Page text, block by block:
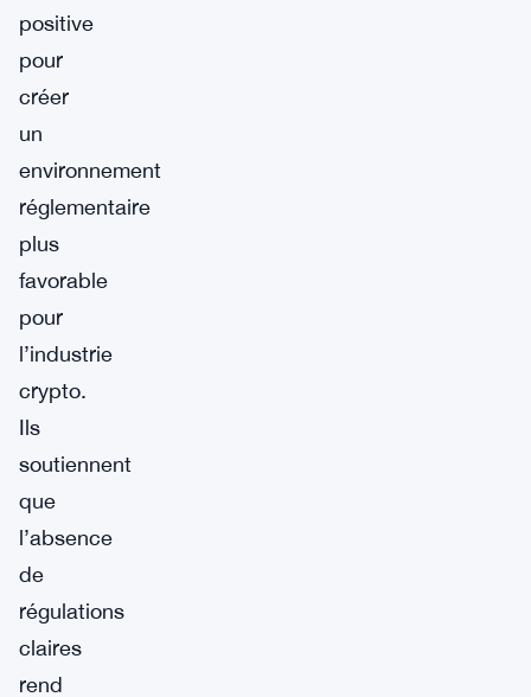
positive
pour
créer
un
environnement
réglementaire
plus
favorable
pour
l’industrie
crypto.
Ils
soutiennent
que
l’absence
de
régulations
claires
rend